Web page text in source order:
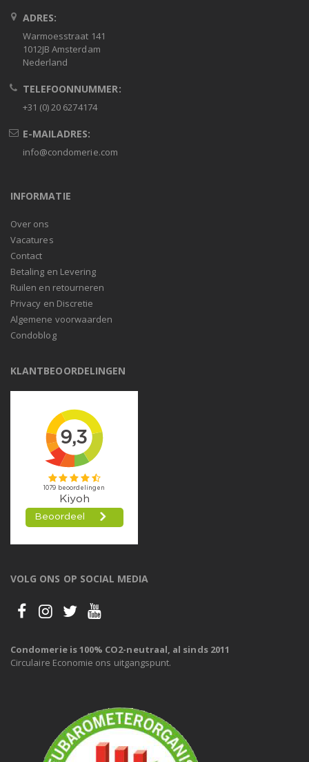
ADRES:
Warmoesstraat 141
1012JB Amsterdam
Nederland
TELEFOONNUMMER:
+31 (0) 20 6274174
E-MAILADRES:
info@condomerie.com
INFORMATIE
Over ons
Vacatures
Contact
Betaling en Levering
Ruilen en retourneren
Privacy en Discretie
Algemene voorwaarden
Condoblog
KLANTBEOORDELINGEN
VOLG ONS OP SOCIAL MEDIA
Condomerie is 100% CO2-neutraal, al sinds 2011
Circulaire Economie ons uitgangspunt.